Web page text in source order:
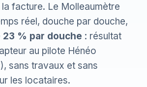
facture. Le Molleaumètre
réel, douche par douche,
23 % par douche : résultat
au pilote Hénéo
sans travaux et sans
les locataires.